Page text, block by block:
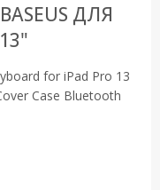
ДЛЯ
for iPad Pro 13
Case Bluetooth